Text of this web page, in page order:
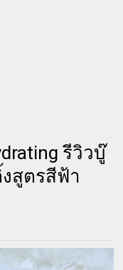
รีวิวบู๊
สูตรสีฟ้า